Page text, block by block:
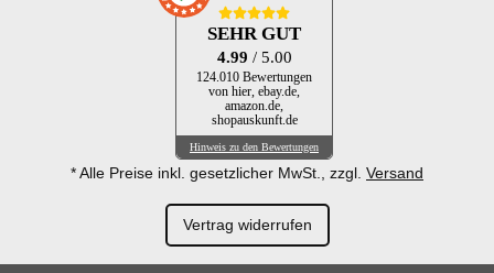
SEHR GUT
4.99 / 5.00
124.010 Bewertungen
von hier, ebay.de,
amazon.de,
shopauskunft.de
Hinweis zu den Bewertungen
* Alle Preise inkl. gesetzlicher MwSt., zzgl. Versand
Vertrag widerrufen